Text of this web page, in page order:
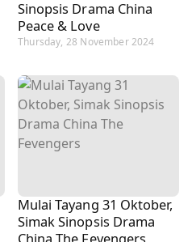
Sinopsis Drama China
Peace & Love
Thursday, 28 November 2024
Mulai Tayang 31 Oktober,
Simak Sinopsis Drama